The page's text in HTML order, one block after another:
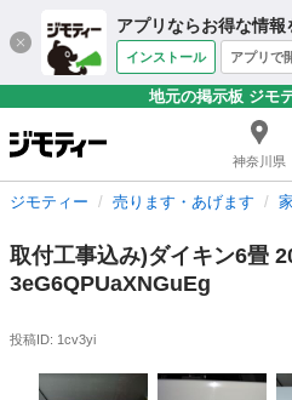
アプリならお得な情報
インストール アプリで
地元の掲示板 ジモ
神奈川県
ジモティー 売ります・あげます
取付工事込み)ダイキン6畳
3eG6QPUaXNGuEg
投稿ID: 1cv3yi